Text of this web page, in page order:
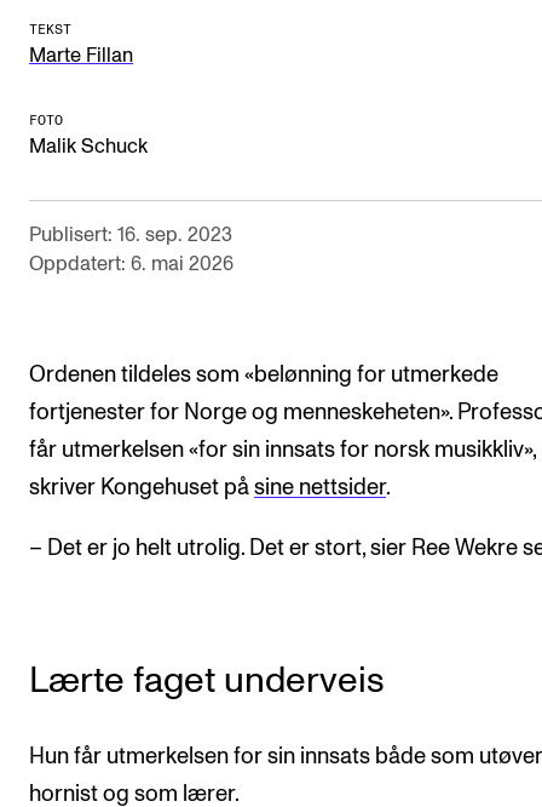
IN.TUNE
AKTUELT
Nyheter og historier
Ledige stillinger
INFO
Om Norges musikkhøgskole
Kontakt oss
Finn ansatte
For ansatte og studenter
TEKST
Marte Fillan
FOTO
Malik Schuck
Publisert: 16. sep. 2023
Oppdatert: 6. mai 2026
Ordenen tildeles som «belønning for utmerkede
fortjenester for Norge og menneskeheten».
får utmerkelsen «for sin innsats for norsk musikkliv»,
skriver Kongehuset på sine nettsider.
– Det er jo helt utrolig. Det er stort, sier Ree Wekre
Lærte faget underveis
Hun får utmerkelsen for sin innsats både som
hornist og som lærer.